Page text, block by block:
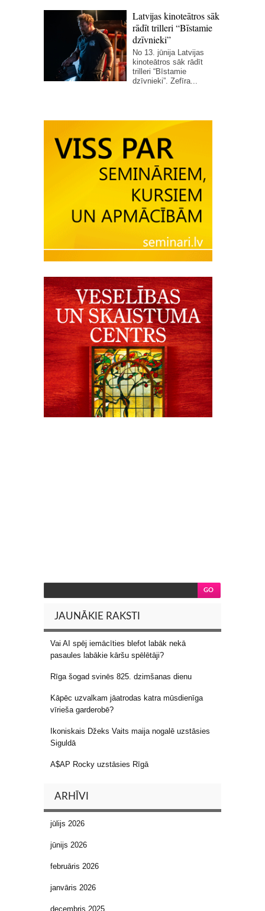
Latvijas kinoteātros sāk
rādīt trilleri “Bīstamie
dzīvnieki”
No 13. jūnija Latvijas
kinoteātros sāk rādīt
trilleri “Bīstamie
dzīvnieki”. Zefīra...
JAUNĀKIE RAKSTI
Vai AI spēj iemācīties blefot labāk nekā
pasaules labākie kāršu spēlētāji?
Rīga šogad svinēs 825. dzimšanas dienu
Kāpēc uzvalkam jāatrodas katra mūsdienīga
vīrieša garderobē?
Ikoniskais Džeks Vaits maija nogalē uzstāsies
Siguldā
A$AP Rocky uzstāsies Rīgā
ARHĪVI
jūlijs 2026
jūnijs 2026
februāris 2026
janvāris 2026
decembris 2025